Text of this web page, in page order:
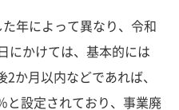
年によって異なり、令和
にかけては、基本的には
か月以内などであれば、
と設定されており、事業廃